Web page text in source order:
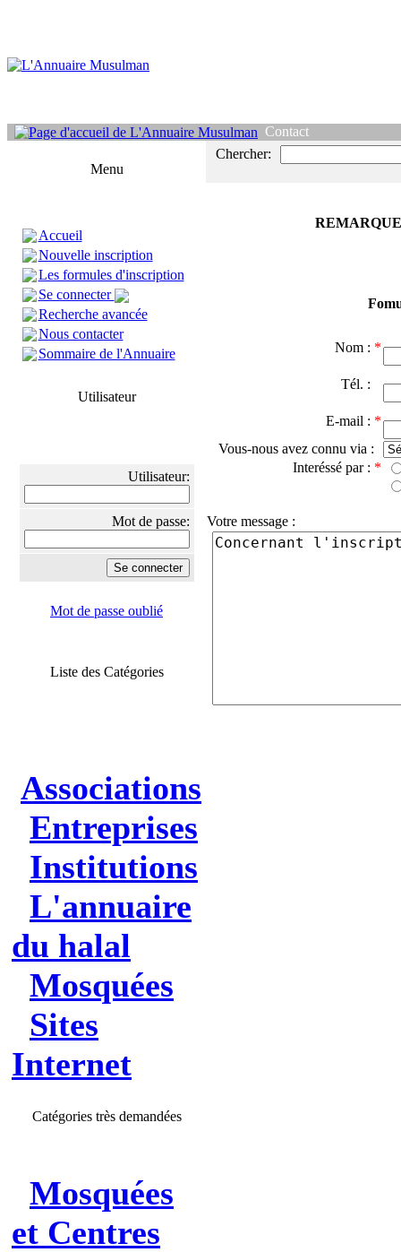
Contact
Menu
Accueil
Nouvelle inscription
Les formules d'inscription
Se connecter
Recherche avancée
Nous contacter
Sommaire de l'Annuaire
Utilisateur
Utilisateur:
Mot de passe:
Mot de passe oublié
Liste des Catégories
Associations
Entreprises
Institutions
L'annuaire
du halal
Mosquées
Sites
Internet
Catégories très demandées
Mosquées
et Centres
Chercher:
Nom : *
Tél. :
E-mail : *
Vous-nous avez connu via :
Interéssé par : *
Votre message :